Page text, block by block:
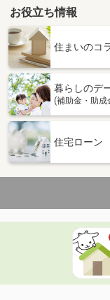
お役立ち情報
住まいのコ
暮らしのデ
(補助金・助成
住宅ローン